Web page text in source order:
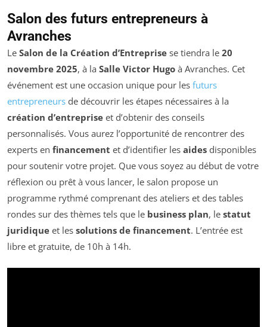
Salon des futurs entrepreneurs à
Avranches
Le Salon de la Création d’Entreprise se tiendra le 20
novembre 2025, à la Salle Victor Hugo à Avranches. Cet
événement est une occasion unique pour les futurs
entrepreneurs de découvrir les étapes nécessaires à la
création d’entreprise et d’obtenir des conseils
personnalisés. Vous aurez l’opportunité de rencontrer des
experts en financement et d’identifier les aides disponibles
pour soutenir votre projet. Que vous soyez au début de votre
réflexion ou prêt à vous lancer, le salon propose un
programme rythmé comprenant des ateliers et des tables
rondes sur des thèmes tels que le business plan, le statut
juridique et les solutions de financement. L’entrée est
libre et gratuite, de 10h à 14h.